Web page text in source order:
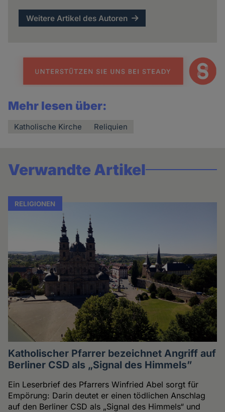
Weitere Artikel des Autoren
Mehr lesen über:
Katholische Kirche Reliquien
Verwandte Artikel
RELIGIONEN
Katholischer Pfarrer bezeichnet Angriff auf
Berliner CSD als „Signal des Himmels”
Ein Leserbrief des Pfarrers Winfried Abel sorgt für
Empörung: Darin deutet er einen tödlichen Anschlag
auf den Berliner CSD als „Signal des Himmels“ und